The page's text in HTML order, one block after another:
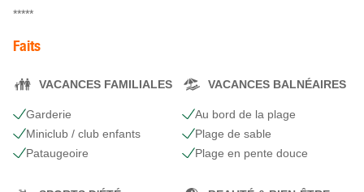
*****
Faits
VACANCES FAMILIALES
Garderie
Miniclub / club enfants
Pataugeoire
VACANCES BALNÉAIRES
Au bord de la plage
Plage de sable
Plage en pente douce